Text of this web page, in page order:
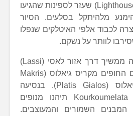
(Lighthouse of Saint Theodore) שעזר לספינות שהגיעו
מלהיתקל בסלעים. הסיור
לכבוד אלפי האיטלקים שנפלו
לוותר על נשקם.
מסלול הטיול בקפלוניה ממשיך דרך אזור לאסי (Lassi)
הפופולרי שבו נמצאים החופים מקריס גיאלוס (Makris
Gialos) ופלאטיס גיאלוס (Platis Gialos). בנסיעה
למעלה לכיוון הכפר Kourkoumelata תיהנו מנופים
המבנים השמורים והמעוצבים.